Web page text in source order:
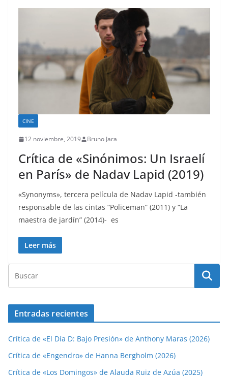
CINE
12 noviembre, 2019 Bruno Jara
Crítica de «Sinónimos: Un Israelí
en París» de Nadav Lapid (2019)
«Synonyms», tercera película de Nadav Lapid -también
responsable de las cintas “Policeman” (2011) y “La
maestra de jardín” (2014)- es
Leer más
Entradas recientes
Crítica de «El Día D: Bajo Presión» de Anthony Maras (2026)
Crítica de «Engendro» de Hanna Bergholm (2026)
Crítica de «Los Domingos» de Alauda Ruiz de Azúa (2025)